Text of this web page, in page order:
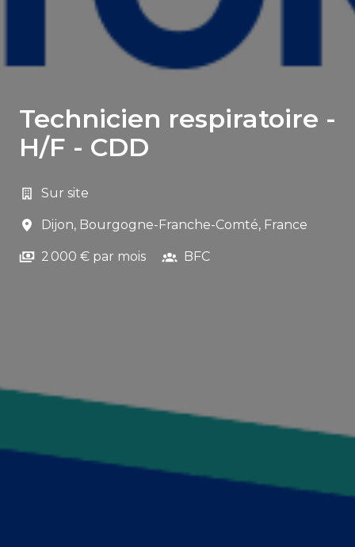
Technicien respiratoire -
H/F - CDD
Sur site
Dijon, Bourgogne-Franche-Comté, France
2 000 € par mois BFC